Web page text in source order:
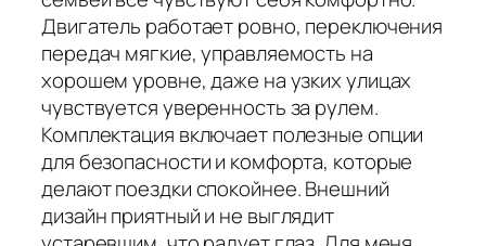
Двигатель работает ровно, переключения
передач мягкие, управляемость на
хорошем уровне, даже на узких улицах
чувствуется уверенность за рулем.
Комплектация включает полезные опции
для безопасности и комфорта, которые
делают поездки спокойнее. Внешний
дизайн приятный и не выглядит